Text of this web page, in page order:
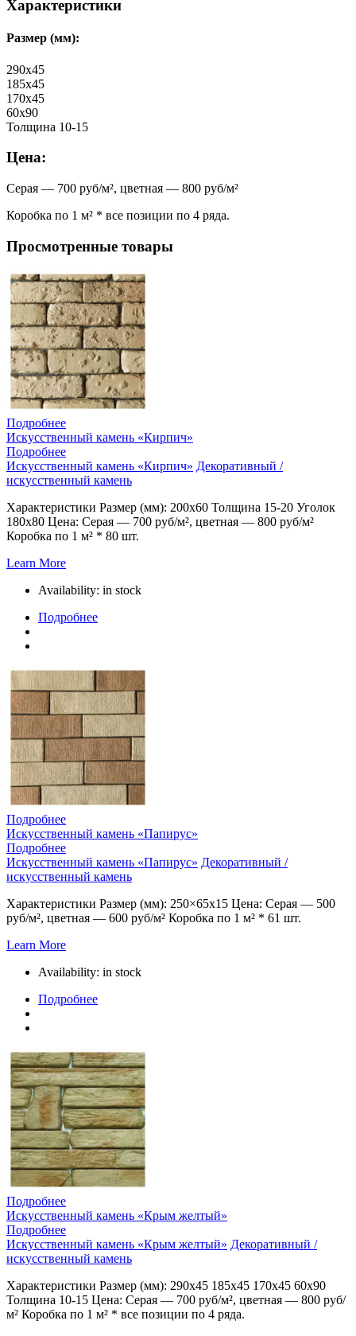
Характеристики
Размер (мм):
290х45
185х45
170х45
60х90
Толщина 10-15
Цена:
Серая — 700 руб/м², цветная — 800 руб/м²
Коробка по 1 м² * все позиции по 4 ряда.
Просмотренные товары
Подробнее
Искусственный камень «Кирпич»
Подробнее
Искусственный камень «Кирпич» Декоративный /
искусственный камень
Характеристики Размер (мм): 200х60 Толщина 15-20 Уголок
180х80 Цена: Серая — 700 руб/м², цветная — 800 руб/м²
Коробка по 1 м² * 80 шт.
Learn More
Availability: in stock
Подробнее
Подробнее
Искусственный камень «Папирус»
Подробнее
Искусственный камень «Папирус» Декоративный /
искусственный камень
Характеристики Размер (мм): 250×65х15 Цена: Серая — 500
руб/м², цветная — 600 руб/м² Коробка по 1 м² * 61 шт.
Learn More
Availability: in stock
Подробнее
Подробнее
Искусственный камень «Крым желтый»
Подробнее
Искусственный камень «Крым желтый» Декоративный /
искусственный камень
Характеристики Размер (мм): 290х45 185х45 170х45 60х90
Толщина 10-15 Цена: Серая — 700 руб/м², цветная — 800 руб/
м² Коробка по 1 м² * все позиции по 4 ряда.